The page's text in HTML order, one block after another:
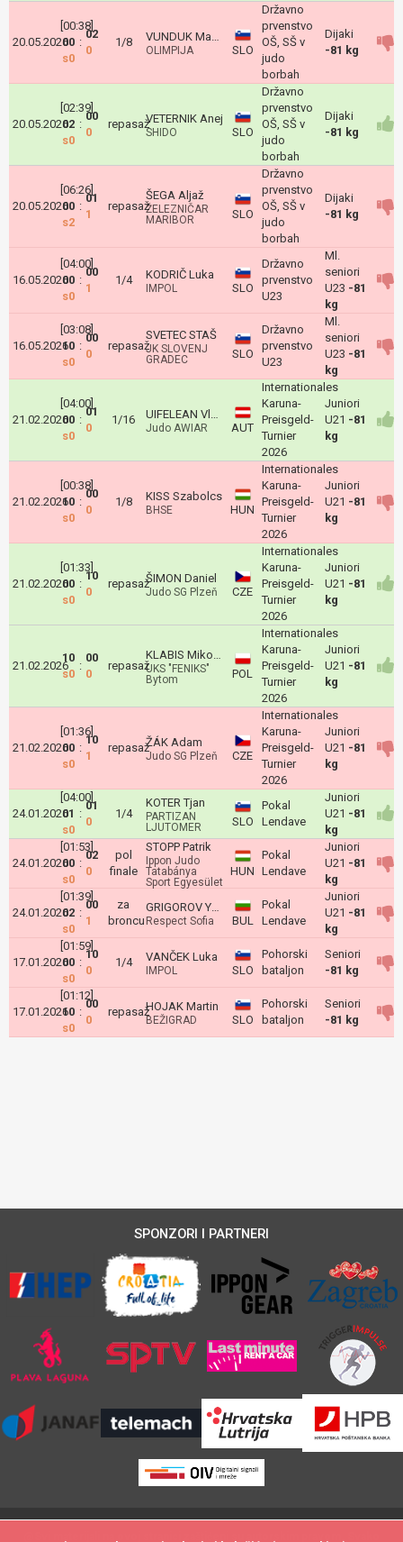
20.05.2026
[00:38]
00
s0
:
02
0
1/8 VUNDUK Maksim
OLIMPIJA SLO
Državno
prvenstvo
OŠ, SŠ v
judo
borbah
Dijaki
-81 kg
20.05.2026
[02:39]
02
s0
:
00
0
repasažVETERNIK Anej
SHIDO SLO
Državno
prvenstvo
OŠ, SŠ v
judo
borbah
Dijaki
-81 kg
20.05.2026
[06:26]
00
s2
:
01
1
repasaž
ŠEGA Aljaž
ŽELEZNIČAR
MARIBOR
SLO
Državno
prvenstvo
OŠ, SŠ v
judo
borbah
Dijaki
-81 kg
16.05.2026
[04:00]
00
s0
:
00
1
1/4 KODRIČ Luka
IMPOL SLO
Državno
prvenstvo
U23
Ml.
seniori
U23 -81
kg
16.05.2026
[03:08]
10
s0
:
00
0
repasaž
SVETEC STAŠ
JK SLOVENJ
GRADEC
SLO
Državno
prvenstvo
U23
Ml.
seniori
U23 -81
kg
21.02.2026
[04:00]
00
s0
:
01
0
1/16 UIFELEAN Vlad
Judo AWIAR AUT
Internationales
Karuna-
Preisgeld-
Turnier
2026
Juniori
U21 -81
kg
21.02.2026
[00:38]
10
s0
:
00
0
1/8 KISS Szabolcs
BHSE HUN
Internationales
Karuna-
Preisgeld-
Turnier
2026
Juniori
U21 -81
kg
21.02.2026
[01:33]
00
s0
:
10
0
repasažŠIMON Daniel
Judo SG Plzeň CZE
Internationales
Karuna-
Preisgeld-
Turnier
2026
Juniori
U21 -81
kg
21.02.2026
10
s0
:
00
0
repasaž
KLABIS Mikołaj
UKS "FENIKS"
Bytom
POL
Internationales
Karuna-
Preisgeld-
Turnier
2026
Juniori
U21 -81
kg
21.02.2026
[01:36]
00
s0
:
10
1
repasažŽÁK Adam
Judo SG Plzeň CZE
Internationales
Karuna-
Preisgeld-
Turnier
2026
Juniori
U21 -81
kg
24.01.2026
[04:00]
01
s0
:
01
0
1/4
KOTER Tjan
PARTIZAN
LJUTOMER
SLO
Pokal
Lendave
Juniori
U21 -81
kg
24.01.2026
[01:53]
00
s0
:
02
0
pol
finale
STOPP Patrik
Ippon Judo
Tatabánya
Sport Egyesület
HUN
Pokal
Lendave
Juniori
U21 -81
kg
24.01.2026
[01:39]
02
s0
:
00
1
za
broncu
GRIGOROV Yordan
Respect Sofia BUL
Pokal
Lendave
Juniori
U21 -81
kg
17.01.2026
[01:59]
00
s0
:
10
0
1/4 VANČEK Luka
IMPOL SLO
Pohorski
bataljon
Seniori
-81 kg
17.01.2026
[01:12]
10
s0
:
00
0
repasažHOJAK Martin
BEŽIGRAD SLO
Pohorski
bataljon
Seniori
-81 kg
SPONZORI I PARTNERI